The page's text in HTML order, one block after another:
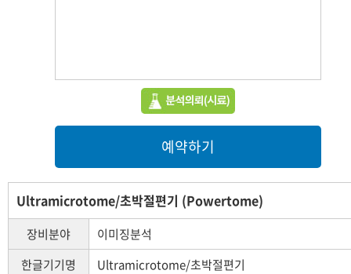
예약하기
Ultramicrotome/초박절편기 (Powertome)
장비분야
이미징분석
한글기기명
Ultramicrotome/초박절편기